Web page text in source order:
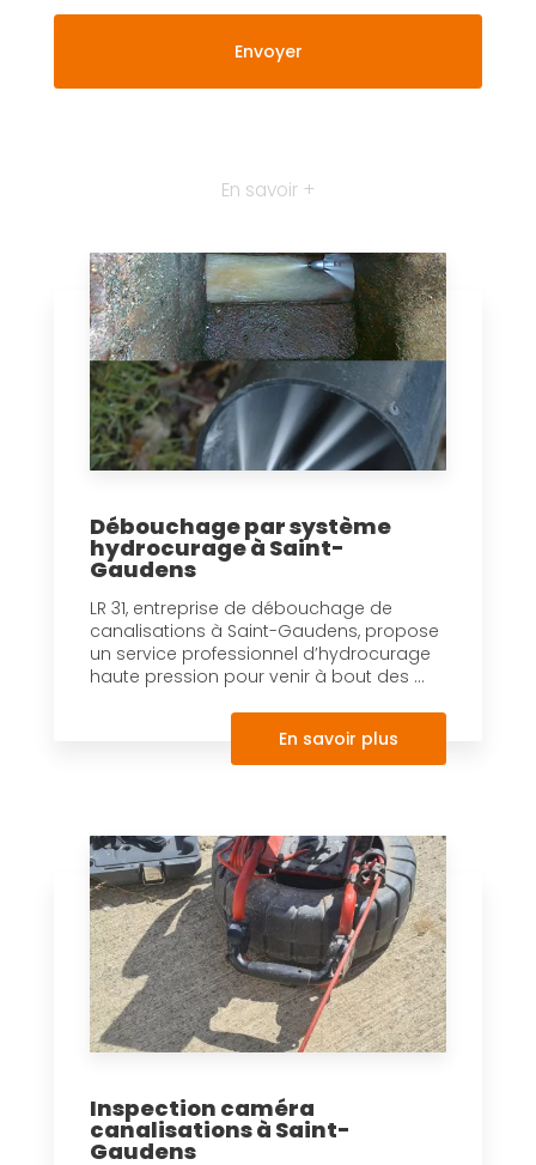
En savoir +
Débouchage par système
hydrocurage à Saint-
Gaudens
LR 31, entreprise de débouchage de
canalisations à Saint-Gaudens, propose
un service professionnel d’hydrocurage
haute pression pour venir à bout des ...
En savoir plus
Inspection caméra
canalisations à Saint-
Gaudens